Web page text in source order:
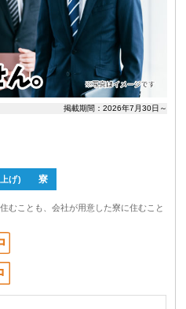
掲載期間：2026年7月30日～
げ) 寮
むことも、会社が用意した寮に住むこと